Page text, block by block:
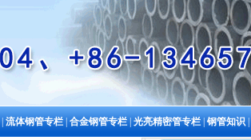
流体钢管专栏|合金钢管专栏|光亮精密管专栏|钢管知识|